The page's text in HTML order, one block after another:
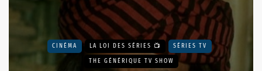
CINÉMA LA LOI DES SÉRIES 📺 SÉRIES TV
THE GÉNÉRIQUE TV SHOW